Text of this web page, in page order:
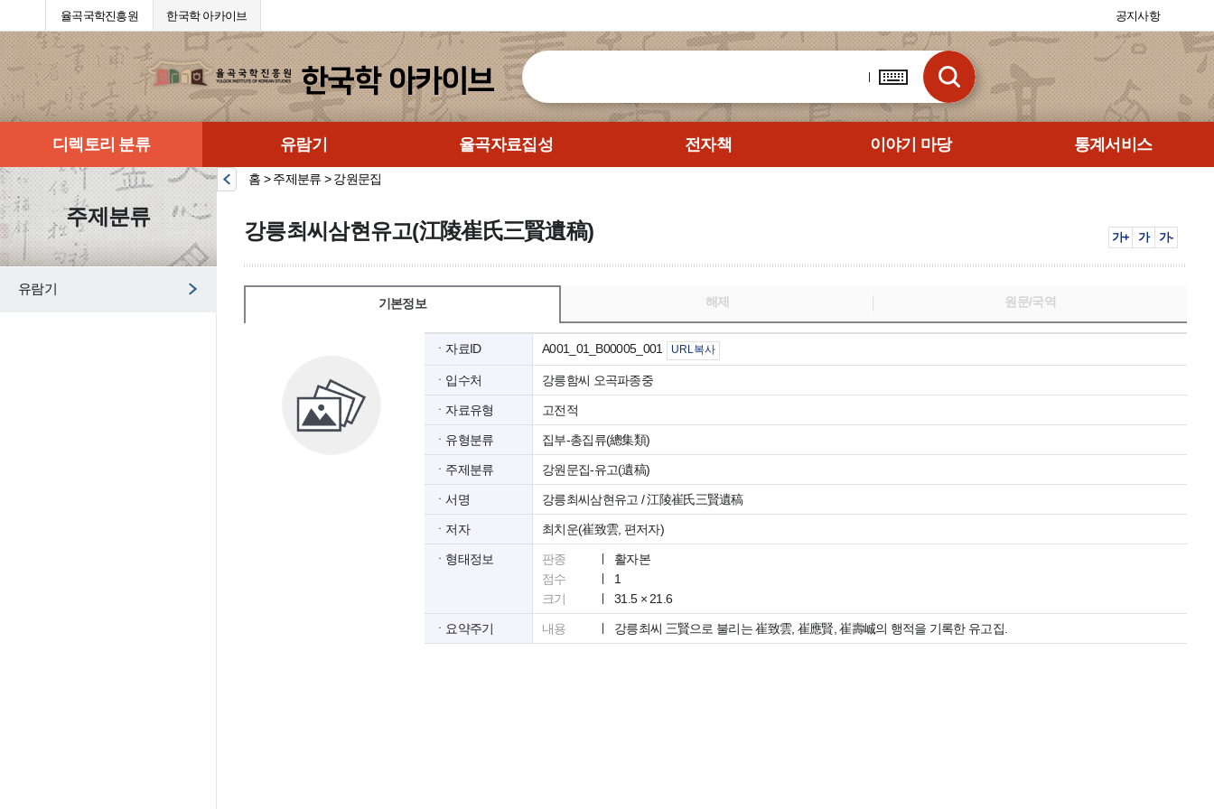
율곡국학진흥원 한국학 아카이브 공지사항
디렉토리 분류 유람기 율곡자료집성 전자책 이야기 마당 통계서비스
주제분류
유람기
홈 > 주제분류 > 강원문집
강릉최씨삼현유고(江陵崔氏三賢遺稿) 가+ 가 가-
기본정보 해제 원문/국역
ㆍ자료ID A001_01_B00005_001 URL복사
ㆍ입수처 강릉함씨 오곡파종중
ㆍ자료유형 고전적
ㆍ유형분류 집부-총집류(總集類)
ㆍ주제분류 강원문집-유고(遺稿)
ㆍ서명 강릉최씨삼현유고 / 江陵崔氏三賢遺稿
ㆍ저자 최치운(崔致雲, 편저자)
ㆍ형태정보 판종
활자본
점수
1
크기
31.5 × 21.6
ㆍ요약주기 내용 강릉최씨 三賢으로 불리는 崔致雲, 崔應賢, 崔壽峸의 행적을 기록한 유고집.